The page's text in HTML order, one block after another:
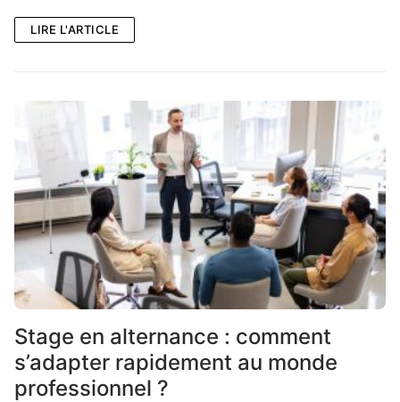
LIRE L'ARTICLE
Stage en alternance : comment
s’adapter rapidement au monde
professionnel ?